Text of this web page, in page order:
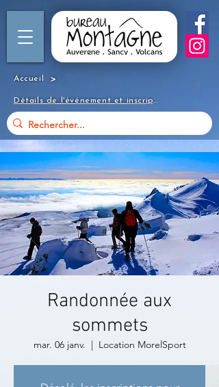
Accueil >
Détails de l'événement et inscription
Randonnée aux
sommets
mar. 06 janv.
  |
Location MorelSport